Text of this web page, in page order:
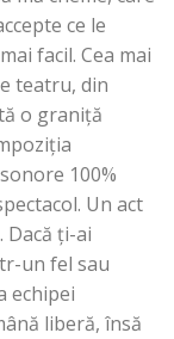
ce le
facil. Cea mai
teatru, din
o graniţă
100%
Un act
Dacă ţi-ai
un fel sau
echipei
liberă, însă